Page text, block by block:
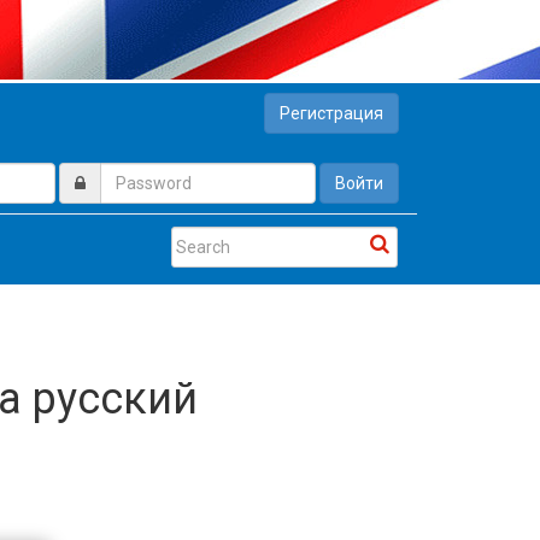
Регистрация
Войти
русский